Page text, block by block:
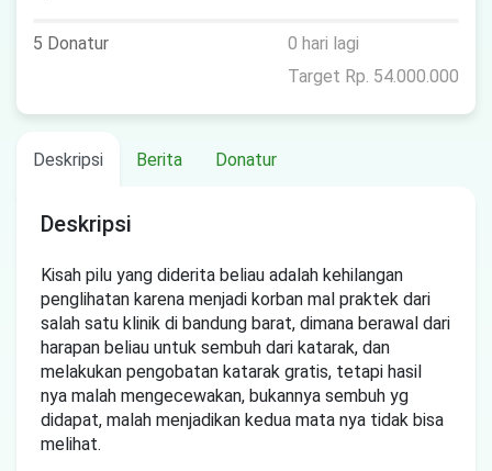
5 Donatur
0 hari lagi
Target Rp. 54.000.000
Deskripsi Berita Donatur
Deskripsi
Kisah pilu yang diderita beliau adalah kehilangan
penglihatan karena menjadi korban mal praktek dari
salah satu klinik di bandung barat, dimana berawal dari
harapan beliau untuk sembuh dari katarak, dan
melakukan pengobatan katarak gratis, tetapi hasil
nya malah mengecewakan, bukannya sembuh yg
didapat, malah menjadikan kedua mata nya tidak bisa
melihat.